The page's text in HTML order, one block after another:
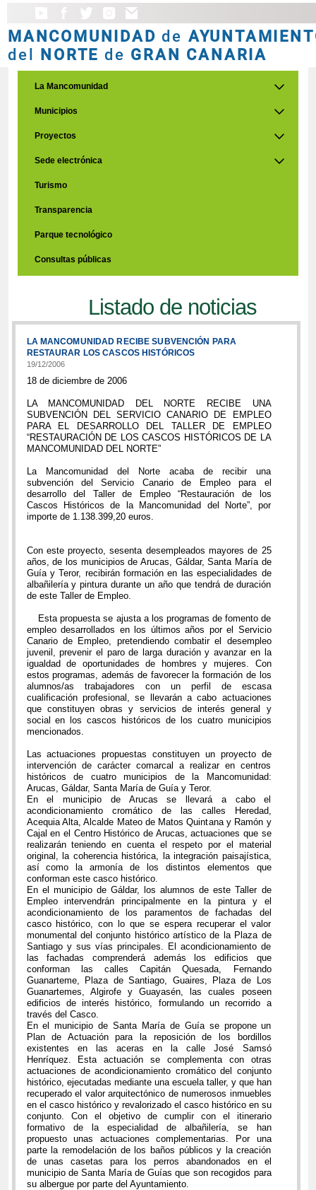
MANCOMUNIDAD de
del NORTE de GRAN CANARIA
La Mancomunidad
Municipios
Proyectos
Sede electrónica
Turismo
Transparencia
Parque tecnológico
Consultas públicas
Listado de noticias
LA MANCOMUNIDAD RECIBE SUBVENCIÓN PARA
RESTAURAR LOS CASCOS HISTÓRICOS
19/12/2006
18 de diciembre de 2006
LA MANCOMUNIDAD DEL NORTE RECIBE UNA
SUBVENCIÓN DEL SERVICIO CANARIO DE EMPLEO
PARA EL DESARROLLO DEL TALLER DE EMPLEO
“RESTAURACIÓN DE LOS CASCOS HISTÓRICOS DE LA
MANCOMUNIDAD DEL NORTE”
La Mancomunidad del Norte acaba de recibir una
subvención del Servicio Canario de Empleo para el
desarrollo del Taller de Empleo “Restauración de los
Cascos Históricos de la Mancomunidad del Norte”, por
importe de 1.138.399,20 euros.
Con este proyecto, sesenta desempleados mayores de 25
años, de los municipios de Arucas, Gáldar, Santa María de
Guía y Teror, recibirán formación en las especialidades de
albañilería y pintura durante un año que tendrá de duración
de este Taller de Empleo.
Esta propuesta se ajusta a los programas de fomento de
empleo desarrollados en los últimos años por el Servicio
Canario de Empleo, pretendiendo combatir el desempleo
juvenil, prevenir el paro de larga duración y avanzar en la
igualdad de oportunidades de hombres y mujeres. Con
estos programas, además de favorecer la formación de los
alumnos/as trabajadores con un perfil de escasa
cualificación profesional, se llevarán a cabo actuaciones
que constituyen obras y servicios de interés general y
social en los cascos históricos de los cuatro municipios
mencionados.
Las actuaciones propuestas constituyen un proyecto de
intervención de carácter comarcal a realizar en centros
históricos de cuatro municipios de la Mancomunidad:
Arucas, Gáldar, Santa María de Guía y Teror.
En el municipio de Arucas se llevará a cabo el
acondicionamiento cromático de las calles Heredad,
Acequia Alta, Alcalde Mateo de Matos Quintana y Ramón y
Cajal en el Centro Histórico de Arucas, actuaciones que se
realizarán teniendo en cuenta el respeto por el material
original, la coherencia histórica, la integración paisajística,
así como la armonía de los distintos elementos que
conforman este casco histórico.
En el municipio de Gáldar, los alumnos de este Taller de
Empleo intervendrán principalmente en la pintura y el
acondicionamiento de los paramentos de fachadas del
casco histórico, con lo que se espera recuperar el valor
monumental del conjunto histórico artístico de la Plaza de
Santiago y sus vías principales. El acondicionamiento de
las fachadas comprenderá además los edificios que
conforman las calles Capitán Quesada, Fernando
Guanarteme, Plaza de Santiago, Guaires, Plaza de Los
Guanartemes, Algirofe y Guayasén, las cuales poseen
edificios de interés histórico, formulando un recorrido a
través del Casco.
En el municipio de Santa María de Guía se propone un
Plan de Actuación para la reposición de los bordillos
existentes en las aceras en la calle José Samsó
Henríquez. Esta actuación se complementa con otras
actuaciones de acondicionamiento cromático del conjunto
histórico, ejecutadas mediante una escuela taller, y que han
recuperado el valor arquitectónico de numerosos inmuebles
en el casco histórico y revalorizado el casco histórico en su
conjunto. Con el objetivo de cumplir con el itinerario
formativo de la especialidad de albañilería, se han
propuesto unas actuaciones complementarias. Por una
parte la remodelación de los baños públicos y la creación
de unas casetas para los perros abandonados en el
municipio de Santa María de Guías que son recogidos para
su albergue por parte del Ayuntamiento.